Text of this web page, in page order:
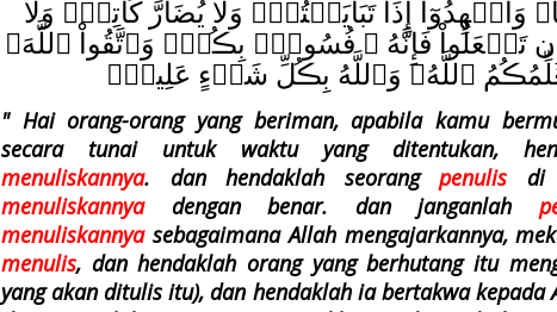
وَأَشۡهِدُوٓاْ إِذَا تَبَايَعۡتُمۡ‌ۚ وَلَا يُضَآرَّ كَاتِبٌ۬ وَلَا
فَإِنَّهُ ۥ فُسُوقُۢ بِڪُمۡ‌ۗ وَٱتَّقُواْ ٱللَّهَ‌ۖ
ٱللَّهُ‌ۗ وَٱللَّهُ بِڪُلِّ شَىۡءٍ عَلِيمٌ۬
" Hai orang-orang yang beriman, apabila kamu
secara tunai untuk waktu yang ditentukan,
menuliskannya. dan hendaklah seorangpenulisdi
menuliskannya dengan benar. dan janganlah
menuliskannya sebagaimana Allah mengajarkannya,
menulis, dan hendaklah orang yang berhutang itu
yang akan ditulis itu), dan hendaklah ia bertakwa kepada